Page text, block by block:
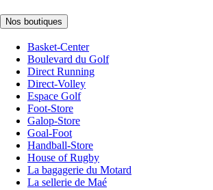
Nos boutiques
Basket-Center
Boulevard du Golf
Direct Running
Direct-Volley
Espace Golf
Foot-Store
Galop-Store
Goal-Foot
Handball-Store
House of Rugby
La bagagerie du Motard
La sellerie de Maé